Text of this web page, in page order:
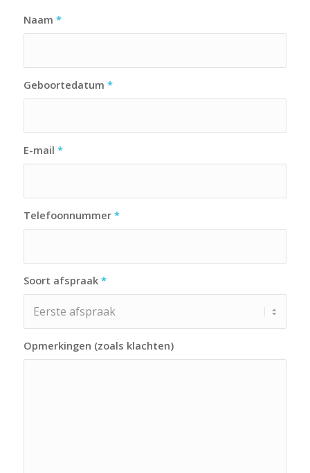
Naam *
Geboortedatum *
E-mail *
Telefoonnummer *
Soort afspraak *
Opmerkingen (zoals klachten)